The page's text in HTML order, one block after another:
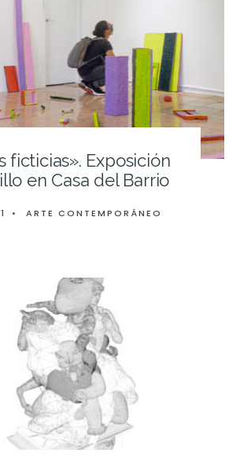
ficticias». Exposición
en Casa del Barrio
•
ARTE CONTEMPORÁNEO